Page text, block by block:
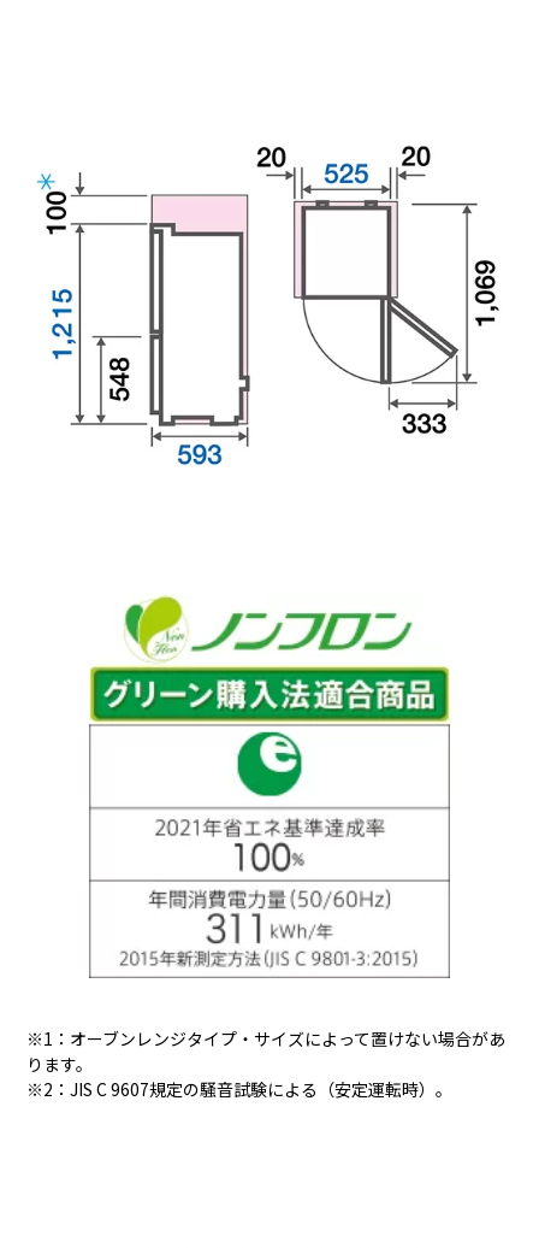
※1：オーブンレンジタイプ・サイズによって置けない場合があ
ります。
※2：JIS C 9607規定の騒音試験による（安定運転時）。